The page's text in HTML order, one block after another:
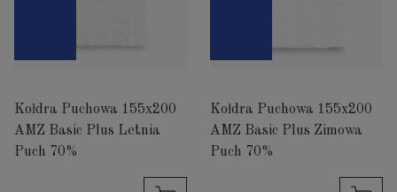
Kołdra Puchowa 155x200
AMZ Basic Plus Letnia
Puch 70%
Kołdra Puchowa 155x200
AMZ Basic Plus Zimowa
Puch 70%